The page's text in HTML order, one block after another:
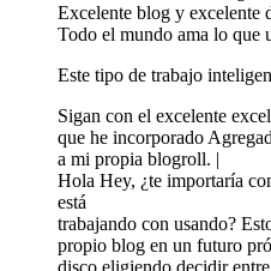
Excelente blog y excelente
Todo el mundo ama lo que
Este tipo de trabajo
Sigan con el excelente
que he incorporado
a mi propia blogroll. |
Hola Hey, ¿te importaría
está
trabajando con usando?
propio blog en un futuro
disco eligiendo decidir